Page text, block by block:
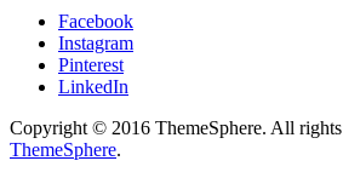
Facebook
Instagram
Pinterest
LinkedIn
Copyright © 2016 ThemeSphere. All
ThemeSphere.